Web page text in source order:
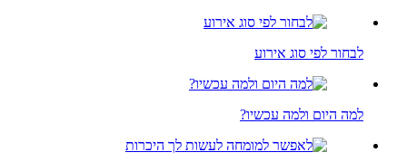
לבחור לפי סוג אירוע
למה היום ולמה עכשיו?